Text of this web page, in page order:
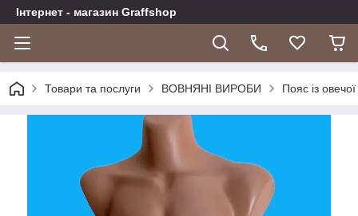
Інтернет - магазин Graffshop
Товари та послуги ВОВНЯНІ ВИРОБИ Пояс із